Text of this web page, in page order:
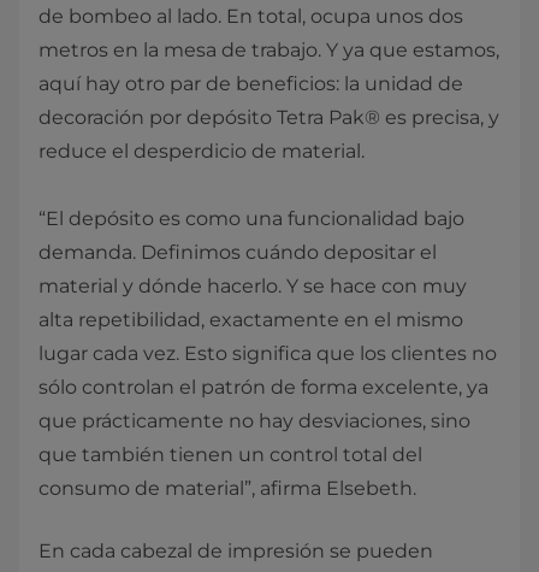
de bombeo al lado. En total, ocupa unos dos
metros en la mesa de trabajo. Y ya que estamos,
aquí hay otro par de beneficios: la unidad de
decoración por depósito Tetra Pak® es precisa, y
reduce el desperdicio de material.
“El depósito es como una funcionalidad bajo
demanda. Definimos cuándo depositar el
material y dónde hacerlo. Y se hace con muy
alta repetibilidad, exactamente en el mismo
lugar cada vez. Esto significa que los clientes no
sólo controlan el patrón de forma excelente, ya
que prácticamente no hay desviaciones, sino
que también tienen un control total del
consumo de material”, afirma Elsebeth.
En cada cabezal de impresión se pueden